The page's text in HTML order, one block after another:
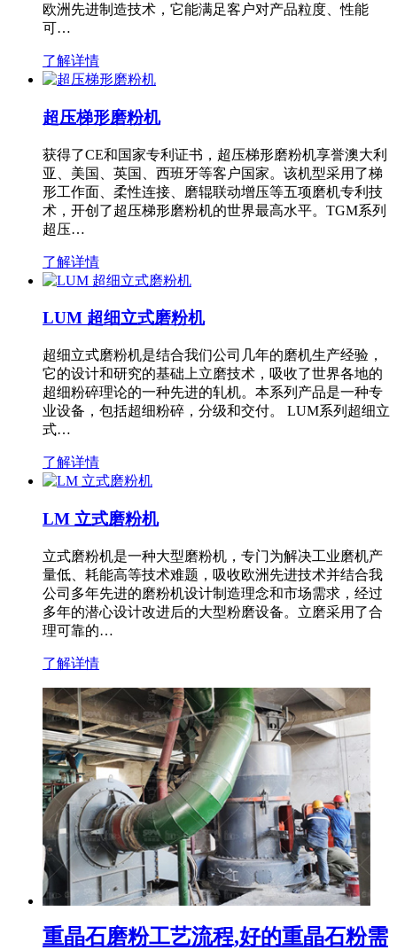
欧洲先进制造技术，它能满足客户对产品粒度、性能
可…
了解详情
超压梯形磨粉机
获得了CE和国家专利证书，超压梯形磨粉机享誉澳大利
亚、美国、英国、西班牙等客户国家。该机型采用了梯
形工作面、柔性连接、磨辊联动增压等五项磨机专利技
术，开创了超压梯形磨粉机的世界最高水平。TGM系列
超压…
了解详情
LUM 超细立式磨粉机
超细立式磨粉机是结合我们公司几年的磨机生产经验，
它的设计和研究的基础上立磨技术，吸收了世界各地的
超细粉碎理论的一种先进的轧机。本系列产品是一种专
业设备，包括超细粉碎，分级和交付。 LUM系列超细立
式…
了解详情
LM 立式磨粉机
立式磨粉机是一种大型磨粉机，专门为解决工业磨机产
量低、耗能高等技术难题，吸收欧洲先进技术并结合我
公司多年先进的磨粉机设计制造理念和市场需求，经过
多年的潜心设计改进后的大型粉磨设备。立磨采用了合
理可靠的…
了解详情
重晶石磨粉工艺流程,好的重晶石粉需